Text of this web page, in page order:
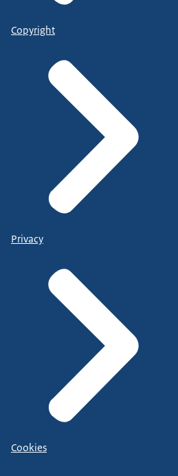
Copyright
Privacy
Cookies